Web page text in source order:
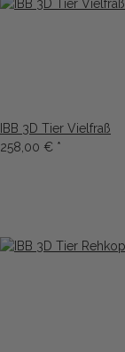
IBB 3D Tier Vielfraß
258,00 € *